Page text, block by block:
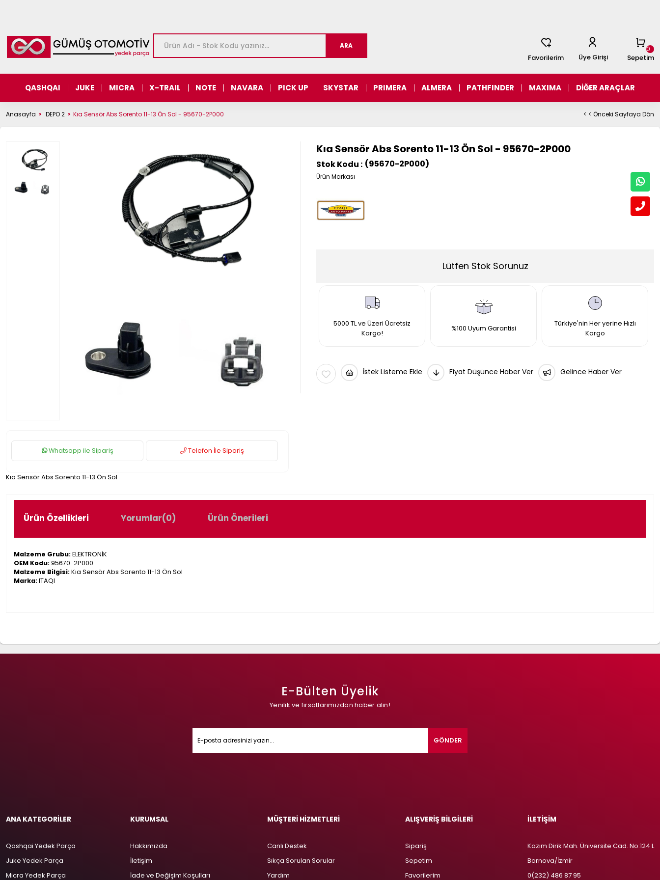
Sepetim
0
Favorilerim
Üye Girişi
QASHQAI JUKE MICRA X-TRAIL NOTE NAVARA PICK UP SKYSTAR PRIMERA ALMERA PATHFINDER MAXIMA DİĞER ARAÇLAR
Anasayfa DEPO 2 Kıa Sensör Abs Sorento 11-13 Ön Sol - 95670-2P000 < < Önceki Sayfaya Dön
Whatsapp ile Sipariş Telefon İle Sipariş
Kıa Sensör Abs Sorento 11-13 Ön Sol
Kıa Sensör Abs Sorento 11-13 Ön Sol - 95670-2P000
(95670-2P000)
Lütfen Stok Sorunuz
5000 TL ve Üzeri Ücretsiz
Kargo!
%100 Uyum Garantisi
Türkiye'nin Her yerine Hızlı
Kargo
İstek Listeme Ekle Fiyat Düşünce Haber Ver Gelince Haber Ver
Ürün Özellikleri Yorumlar(0) Ürün Önerileri
Malzeme Grubu:ELEKTRONİK
OEM Kodu:95670-2P000
Malzeme Bilgisi:Kıa Sensör Abs Sorento 11-13 Ön Sol
Marka:ITAQI
E-Bülten Üyelik
Yenilik ve fırsatlarımızdan haber alın!
GÖNDER
ANA KATEGORİLER
Qashqai Yedek Parça
Juke Yedek Parça
Micra Yedek Parça
KURUMSAL
Hakkımızda
İletişim
İade ve Değişim Koşulları
MÜŞTERİ HİZMETLERİ
Canlı Destek
Sıkça Sorulan Sorular
Yardım
ALIŞVERİŞ BİLGİLERİ
Sipariş
Sepetim
Favorilerim
İLETİŞİM
Kazım Dirik Mah. Üniversite Cad. No:124 L
Bornova/İzmir
0(232) 486 87 95